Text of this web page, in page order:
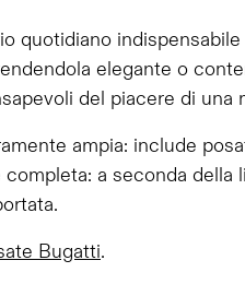
quotidiano
elegante o
del piacere di
ampia: include
a seconda
Bugatti.